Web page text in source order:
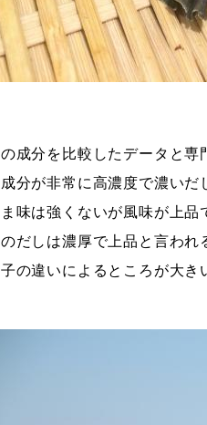
成分を比較したデータと
分が非常に高濃度で濃い
味は強くないが風味が上
だしは濃厚で上品と言わ
の違いによるところが大き